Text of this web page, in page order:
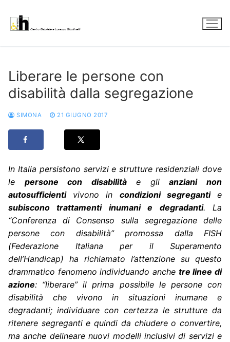
contenuto
Liberare le persone con
disabilità dalla segregazione
SIMONA 21 GIUGNO 2017
In Italia persistono servizi e strutture residenziali dove
le persone con disabilitàe glianziani non
autosufficientivivono in condizioni segregantie
subiscono trattamenti inumani e degradanti. La
“Conferenza di Consenso sulla segregazione delle
persone con disabilità” promossa dalla FISH
(Federazione Italiana per il Superamento
dell’Handicap) ha richiamato l’attenzione su questo
drammatico fenomeno individuando anche tre linee di
azione: “liberare” il prima possibile le persone con
disabilità che vivono in situazioni inumane e
degradanti; individuare con certezza le strutture da
ritenere segreganti e quindi da chiudere o convertire,
ma anche delineare nuovi modelli inclusivi di servizi e